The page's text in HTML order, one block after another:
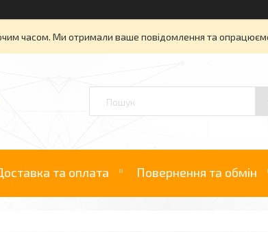
часом. Ми отримали ваше повідомлення та
та оплата Повернення та обмін